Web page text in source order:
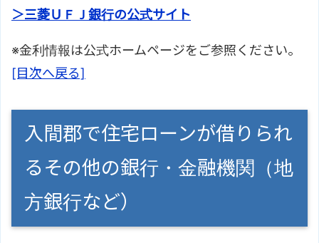
＞三菱ＵＦＪ銀行の公式サイト
※金利情報は公式ホームページをご参照ください。
[目次へ戻る]
入間郡で住宅ローンが借りられ
るその他の銀行・金融機関（地
方銀行など）